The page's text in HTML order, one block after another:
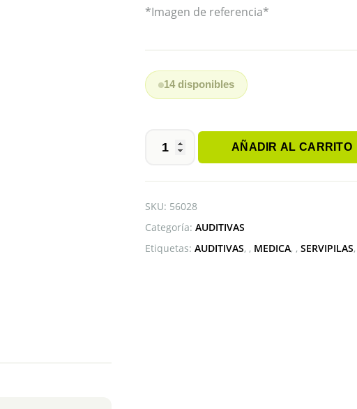
*Imagen de referencia*
14 disponibles
ATRAPACERAS
AÑADIR AL CARRITO
SKU: 56028
Categoría: AUDITIVAS
Etiquetas: AUDITIVAS , MEDICA , SERVIPILAS